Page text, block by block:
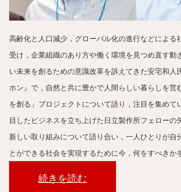
高齢化と人口減少，グローバル化の進行などによる
受け，企業組織のあり方や働く環境を見つめ直す動
い未来を創るための意識改革を訴えてきた安宅和人
ホン』で，自然と共に豊かで人間らしい暮らしを営
を創る」プロジェクトについて語り，注目を集めて
目したビジネスを立ち上げた日立製作所フェローの
新しい取り組みについて語り合い，一人ひとりが自
とができる社会を実現するために今，何をすべきか
続きを読む